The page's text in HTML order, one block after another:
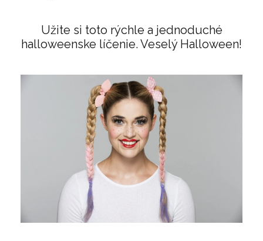
Užite si toto rýchle a jednoduché
halloweenske líčenie. Veselý Halloween!